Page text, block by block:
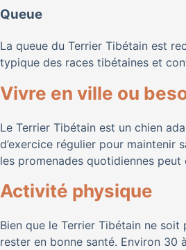
Queue
La queue du Terrier Tibétain est
typique des races tibétaines et
Vivre en ville ou
Le Terrier Tibétain est un chien
d’exercice régulier pour maintenir
les promenades quotidiennes
Activité physique
Bien que le Terrier Tibétain ne
rester en bonne santé. Environ 30